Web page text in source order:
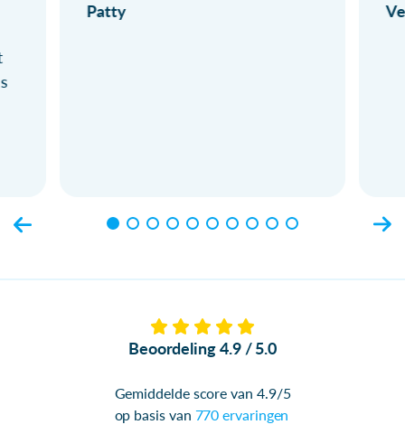
Patty
Beoordeling 4.9 / 5.0
Gemiddelde score van 4.9/5
op basis van 770 ervaringen